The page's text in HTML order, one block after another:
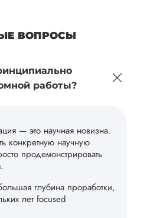
ВОПРОСЫ
работы?
— это научная новизна.
конкретную научную
продемонстрировать
глубина проработки,
лет focused